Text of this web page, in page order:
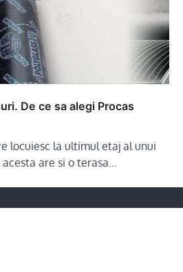
De ce sa alegi Procas
locuiesc la ultimul etaj al unui
are si o terasa…